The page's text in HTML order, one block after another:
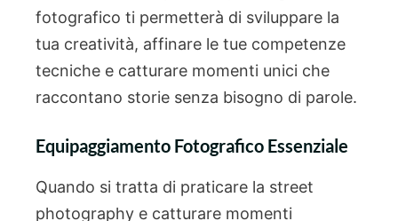
fotografico ti permetterà di sviluppare la
tua creatività, affinare le tue competenze
tecniche e catturare momenti unici che
raccontano storie senza bisogno di parole.
Equipaggiamento Fotografico Essenziale
Quando si tratta di praticare la street
photography e catturare momenti